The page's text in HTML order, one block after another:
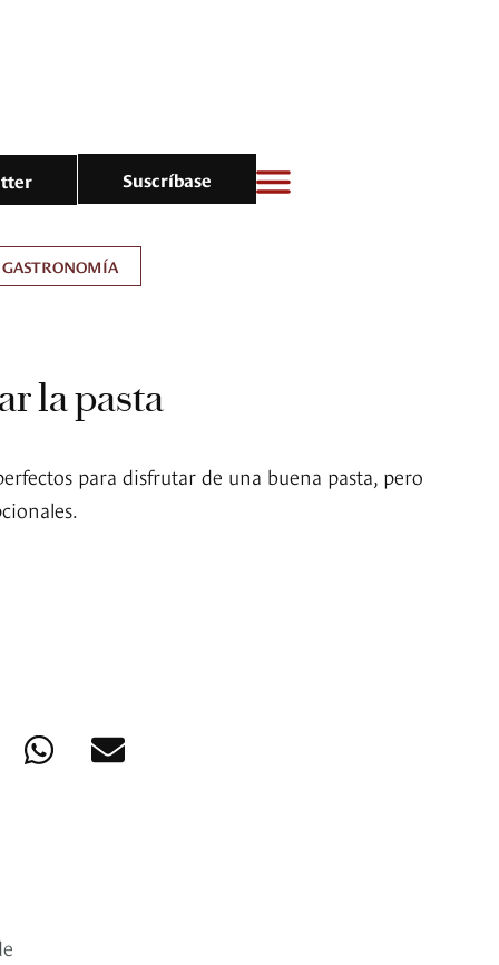
Suscríbase
GASTRONOMÍA
la pasta
para disfrutar de una buena pasta, pero